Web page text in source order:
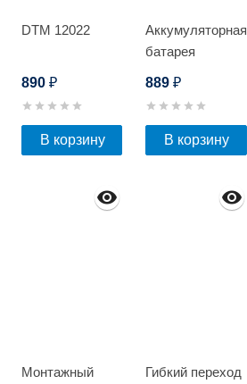
DTM 12022
890 ₽
В корзину
Аккумуляторная
батарея
889₽
В корзину
Монтажный
Гибкий переход